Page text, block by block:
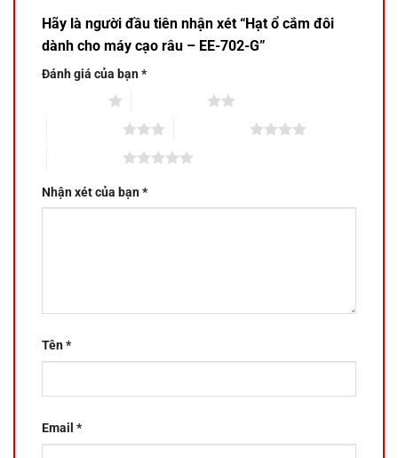
Hãy là người đầu tiên nhận xét “Hạt ổ cắm đôi
dành cho máy cạo râu – EE-702-G”
Đánh giá của bạn*
Nhận xét của bạn*
Tên*
Email *